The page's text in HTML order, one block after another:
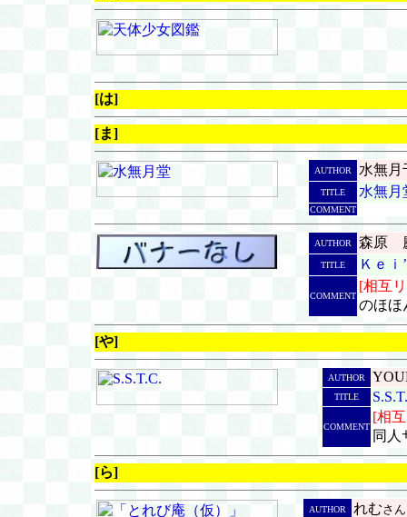
[は]
[ま]
AUTHOR 水無月
TITLE 水無月
COMMENT
AUTHOR 森原
TITLE Ｋｅ
COMMENT
[相互
のほ
[や]
AUTHOR
TITLE
COMMENT
[相
同人
[ら]
AUTHOR れむさん